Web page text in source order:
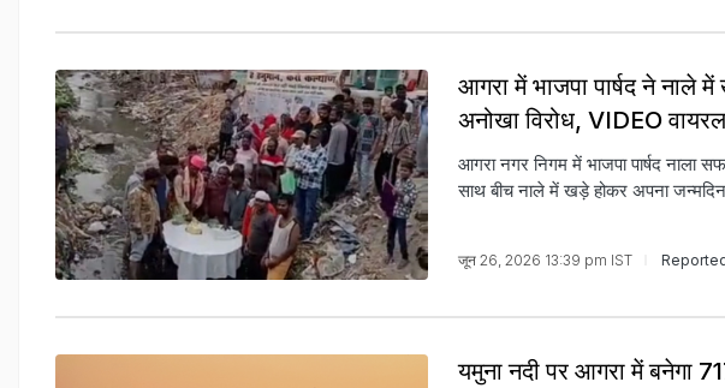
आगरा में भाजपा पार्षद ने नाले
अनोखा विरोध, VIDEO वायरल
आगरा नगर निगम में भाजपा पार्षद नाला
साथ बीच नाले में खड़े होकर अपना
जून 26, 2026 13:39 pm IST Reported
यमुना नदी पर आगरा में बनेगा